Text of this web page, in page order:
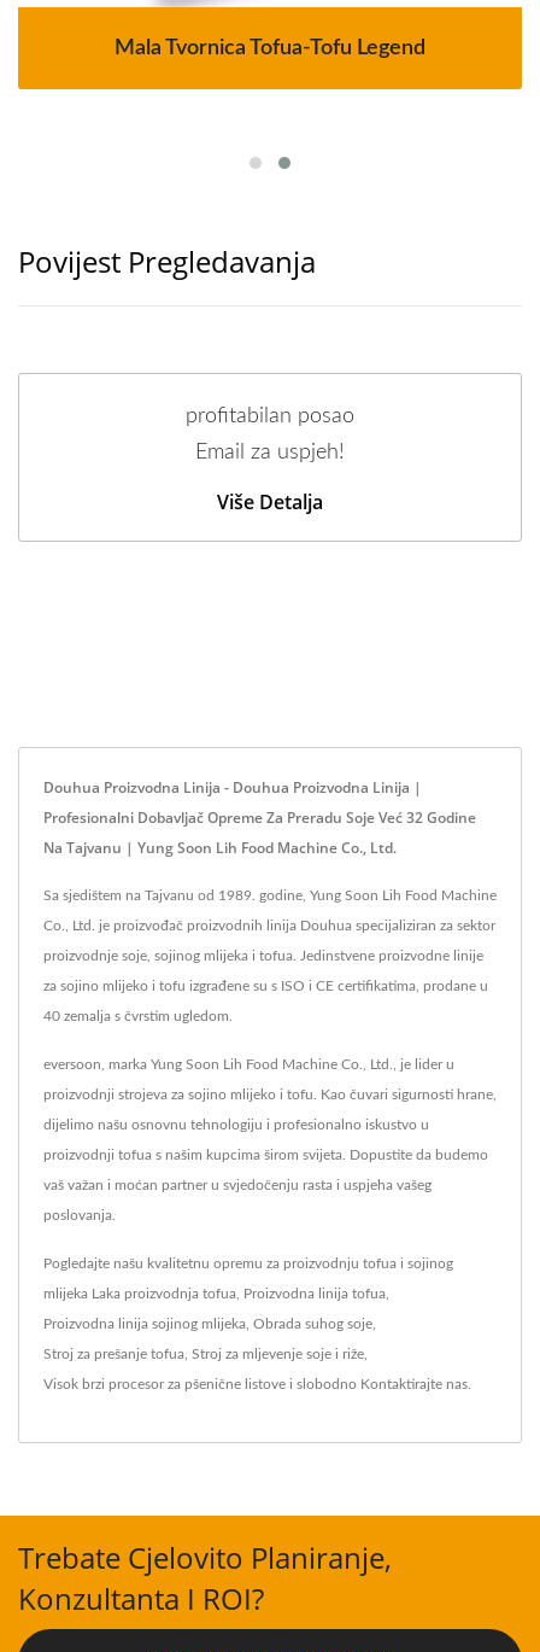
Mala Tvornica Tofua-Tofu Legend
Povijest Pregledavanja
profitabilan posao
Email za uspjeh!
Više Detalja
Douhua Proizvodna Linija - Douhua Proizvodna Linija |
Profesionalni Dobavljač Opreme Za Preradu Soje Već 32 Godine
Na Tajvanu | Yung Soon Lih Food Machine Co., Ltd.
Sa sjedištem na Tajvanu od 1989. godine, Yung Soon Lih Food Machine
Co., Ltd. je proizvođač proizvodnih linija Douhua specijaliziran za sektor
proizvodnje soje, sojinog mlijeka i tofua. Jedinstvene proizvodne linije
za sojino mlijeko i tofu izgrađene su s ISO i CE certifikatima, prodane u
40 zemalja s čvrstim ugledom.
eversoon, marka Yung Soon Lih Food Machine Co., Ltd., je lider u
proizvodnji strojeva za sojino mlijeko i tofu. Kao čuvari sigurnosti hrane,
dijelimo našu osnovnu tehnologiju i profesionalno iskustvo u
proizvodnji tofua s našim kupcima širom svijeta. Dopustite da budemo
vaš važan i moćan partner u svjedočenju rasta i uspjeha vašeg
poslovanja.
Pogledajte našu kvalitetnu opremu za proizvodnju tofua i sojinog
mlijeka Laka proizvodnja tofua Proizvodna linija tofua
Proizvodna linija sojinog mlijeka Obrada suhog soje
Stroj za prešanje tofua Stroj za mljevenje soje i riže
Visok brzi procesor za pšenične listove i slobodno Kontaktirajte nas
Trebate Cjelovito Planiranje,
Konzultanta I ROI?